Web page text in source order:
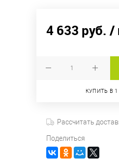
4 633 руб. /
КУПИТЬ В
Рассчитать
Поделиться